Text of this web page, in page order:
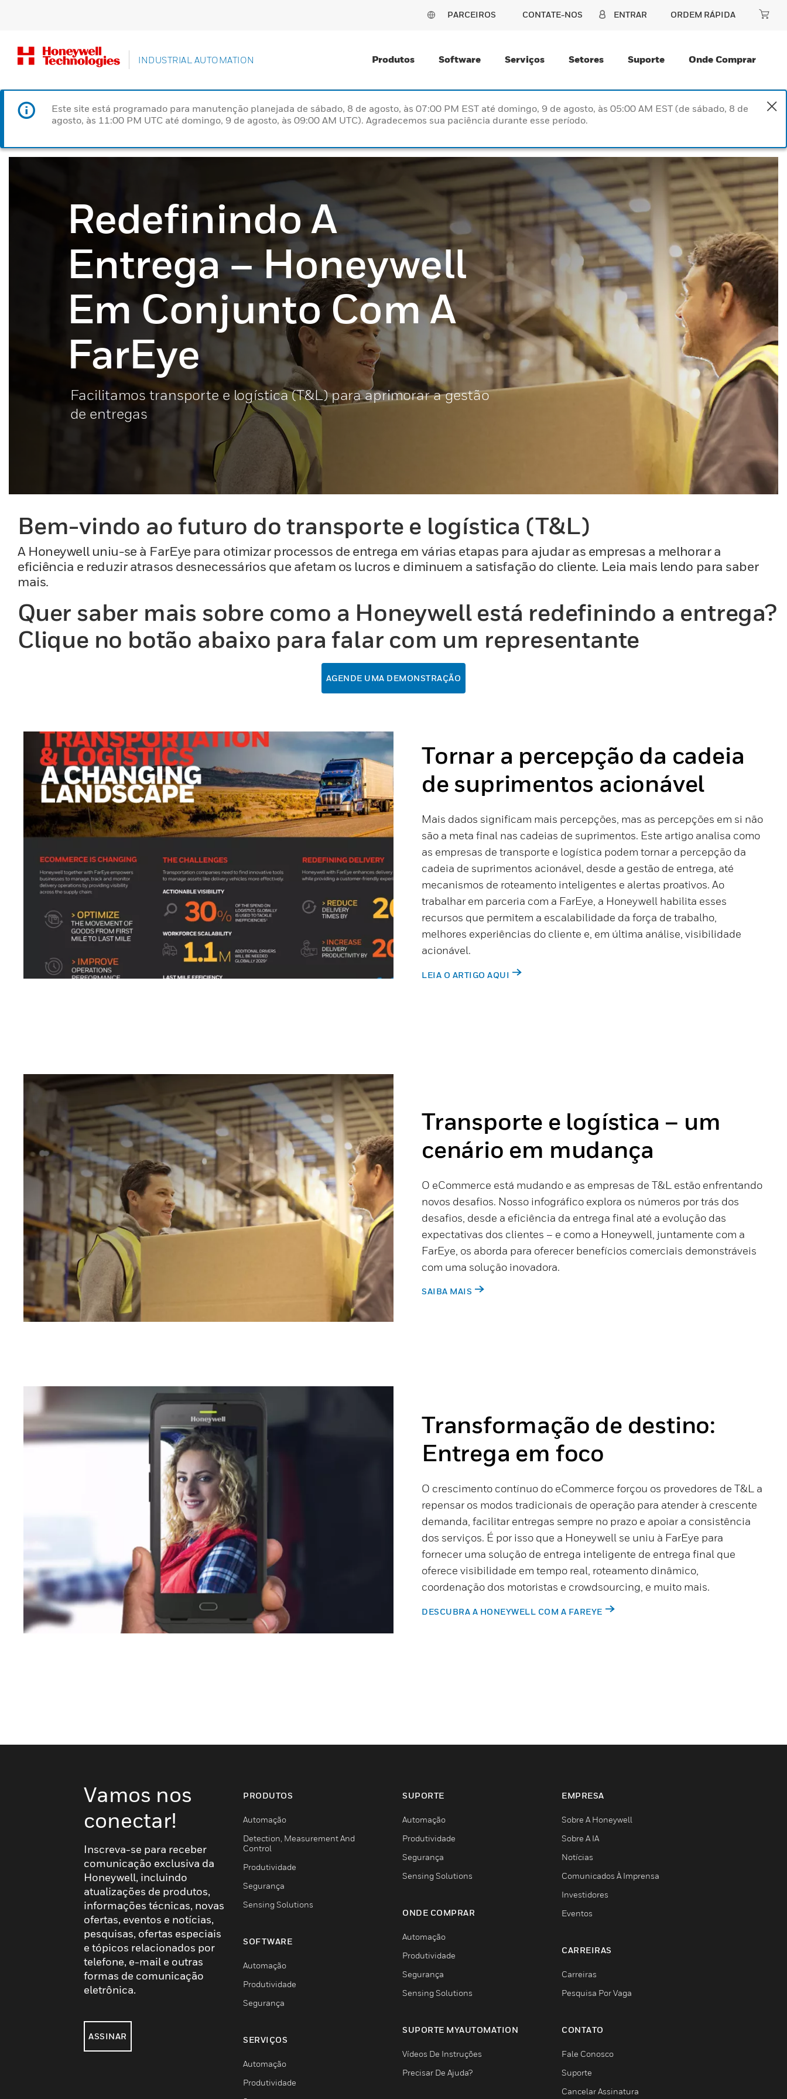
PARCEIROS CONTATE-NOS ENTRAR ORDEM RÁPIDA
INDUSTRIAL AUTOMATION Produtos Software Serviços Setores Suporte Onde Comprar
Este site está programado para manutenção planejada de sábado, 8 de agosto, às 07:00 PM EST até domingo, 9 de agosto, às 05:00 AM EST (de sábado, 8 de
agosto, às 11:00 PM UTC até domingo, 9 de agosto, às 09:00 AM UTC). Agradecemos sua paciência durante esse período.
Redefinindo A
Entrega – Honeywell
Em Conjunto Com A
FarEye
Facilitamos transporte e logística (T&L) para aprimorar a gestão
de entregas
Bem-vindo ao futuro do transporte e logística (T&L)
A Honeywell uniu-se à FarEye para otimizar processos de entrega em várias etapas para ajudar as empresas a melhorar a
eficiência e reduzir atrasos desnecessários que afetam os lucros e diminuem a satisfação do cliente. Leia mais lendo para saber
mais.
Quer saber mais sobre como a Honeywell está redefinindo a entrega?
Clique no botão abaixo para falar com um representante
AGENDE UMA DEMONSTRAÇÃO
Tornar a percepção da cadeia
de suprimentos acionável
Mais dados significam mais percepções, mas as percepções em si não
são a meta final nas cadeias de suprimentos. Este artigo analisa como
as empresas de transporte e logística podem tornar a percepção da
cadeia de suprimentos acionável, desde a gestão de entrega, até
mecanismos de roteamento inteligentes e alertas proativos. Ao
trabalhar em parceria com a FarEye, a Honeywell habilita esses
recursos que permitem a escalabilidade da força de trabalho,
melhores experiências do cliente e, em última análise, visibilidade
acionável.
LEIA O ARTIGO AQUI
Transporte e logística – um
cenário em mudança
O eCommerce está mudando e as empresas de T&L estão enfrentando
novos desafios. Nosso infográfico explora os números por trás dos
desafios, desde a eficiência da entrega final até a evolução das
expectativas dos clientes – e como a Honeywell, juntamente com a
FarEye, os aborda para oferecer benefícios comerciais demonstráveis
com uma solução inovadora.
SAIBA MAIS
Transformação de destino:
Entrega em foco
O crescimento contínuo do eCommerce forçou os provedores de T&L a
repensar os modos tradicionais de operação para atender à crescente
demanda, facilitar entregas sempre no prazo e apoiar a consistência
dos serviços. É por isso que a Honeywell se uniu à FarEye para
fornecer uma solução de entrega inteligente de entrega final que
oferece visibilidade em tempo real, roteamento dinâmico,
coordenação dos motoristas e crowdsourcing, e muito mais.
DESCUBRA A HONEYWELL COM A FAREYE
Vamos nos
conectar!
Inscreva-se para receber
comunicação exclusiva da
Honeywell, incluindo
atualizações de produtos,
informações técnicas, novas
ofertas, eventos e notícias,
pesquisas, ofertas especiais
e tópicos relacionados por
telefone, e-mail e outras
formas de comunicação
eletrônica.
ASSINAR
PRODUTOS
Automação
Detection, Measurement And
Control
Produtividade
Segurança
Sensing Solutions
SOFTWARE
Automação
Produtividade
Segurança
SERVIÇOS
Automação
Produtividade
SUPORTE
Automação
Produtividade
Segurança
Sensing Solutions
ONDE COMPRAR
Automação
Produtividade
Segurança
Sensing Solutions
SUPORTE MYAUTOMATION
Vídeos De Instruções
Precisar De Ajuda?
EMPRESA
Sobre A Honeywell
Sobre A IA
Notícias
Comunicados À Imprensa
Investidores
Eventos
CARREIRAS
Carreiras
Pesquisa Por Vaga
CONTATO
Fale Conosco
Suporte
Cancelar Assinatura